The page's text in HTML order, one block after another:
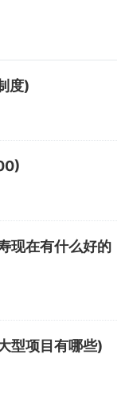
度)
现在有什么好的
型项目有哪些)